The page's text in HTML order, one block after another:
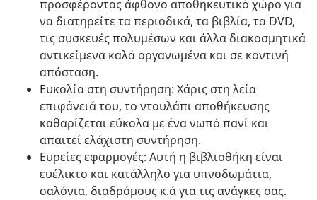
προσφέροντας άφθονο αποθηκευτικό χώρο για
να διατηρείτε τα περιοδικά, τα βιβλία, τα DVD,
τις συσκευές πολυμέσων και άλλα διακοσμητικά
αντικείμενα καλά οργανωμένα και σε κοντινή
απόσταση.
Ευκολία στη συντήρηση: Χάρις στη λεία
επιφάνειά του, το ντουλάπι αποθήκευσης
καθαρίζεται εύκολα με ένα νωπό πανί και
απαιτεί ελάχιστη συντήρηση.
Ευρείες εφαρμογές: Αυτή η βιβλιοθήκη είναι
ευέλικτο και κατάλληλο για υπνοδωμάτια,
σαλόνια, διαδρόμους κ.ά για τις ανάγκες σας.